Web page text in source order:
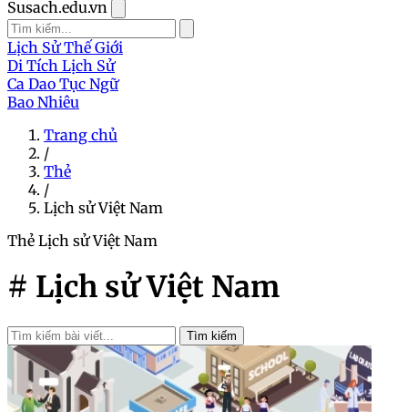
Susach.edu.vn
Lịch Sử Thế Giới
Di Tích Lịch Sử
Ca Dao Tục Ngữ
Bao Nhiêu
Trang chủ
/
Thẻ
/
Lịch sử Việt Nam
Thẻ Lịch sử Việt Nam
# Lịch sử Việt Nam
Tìm kiếm